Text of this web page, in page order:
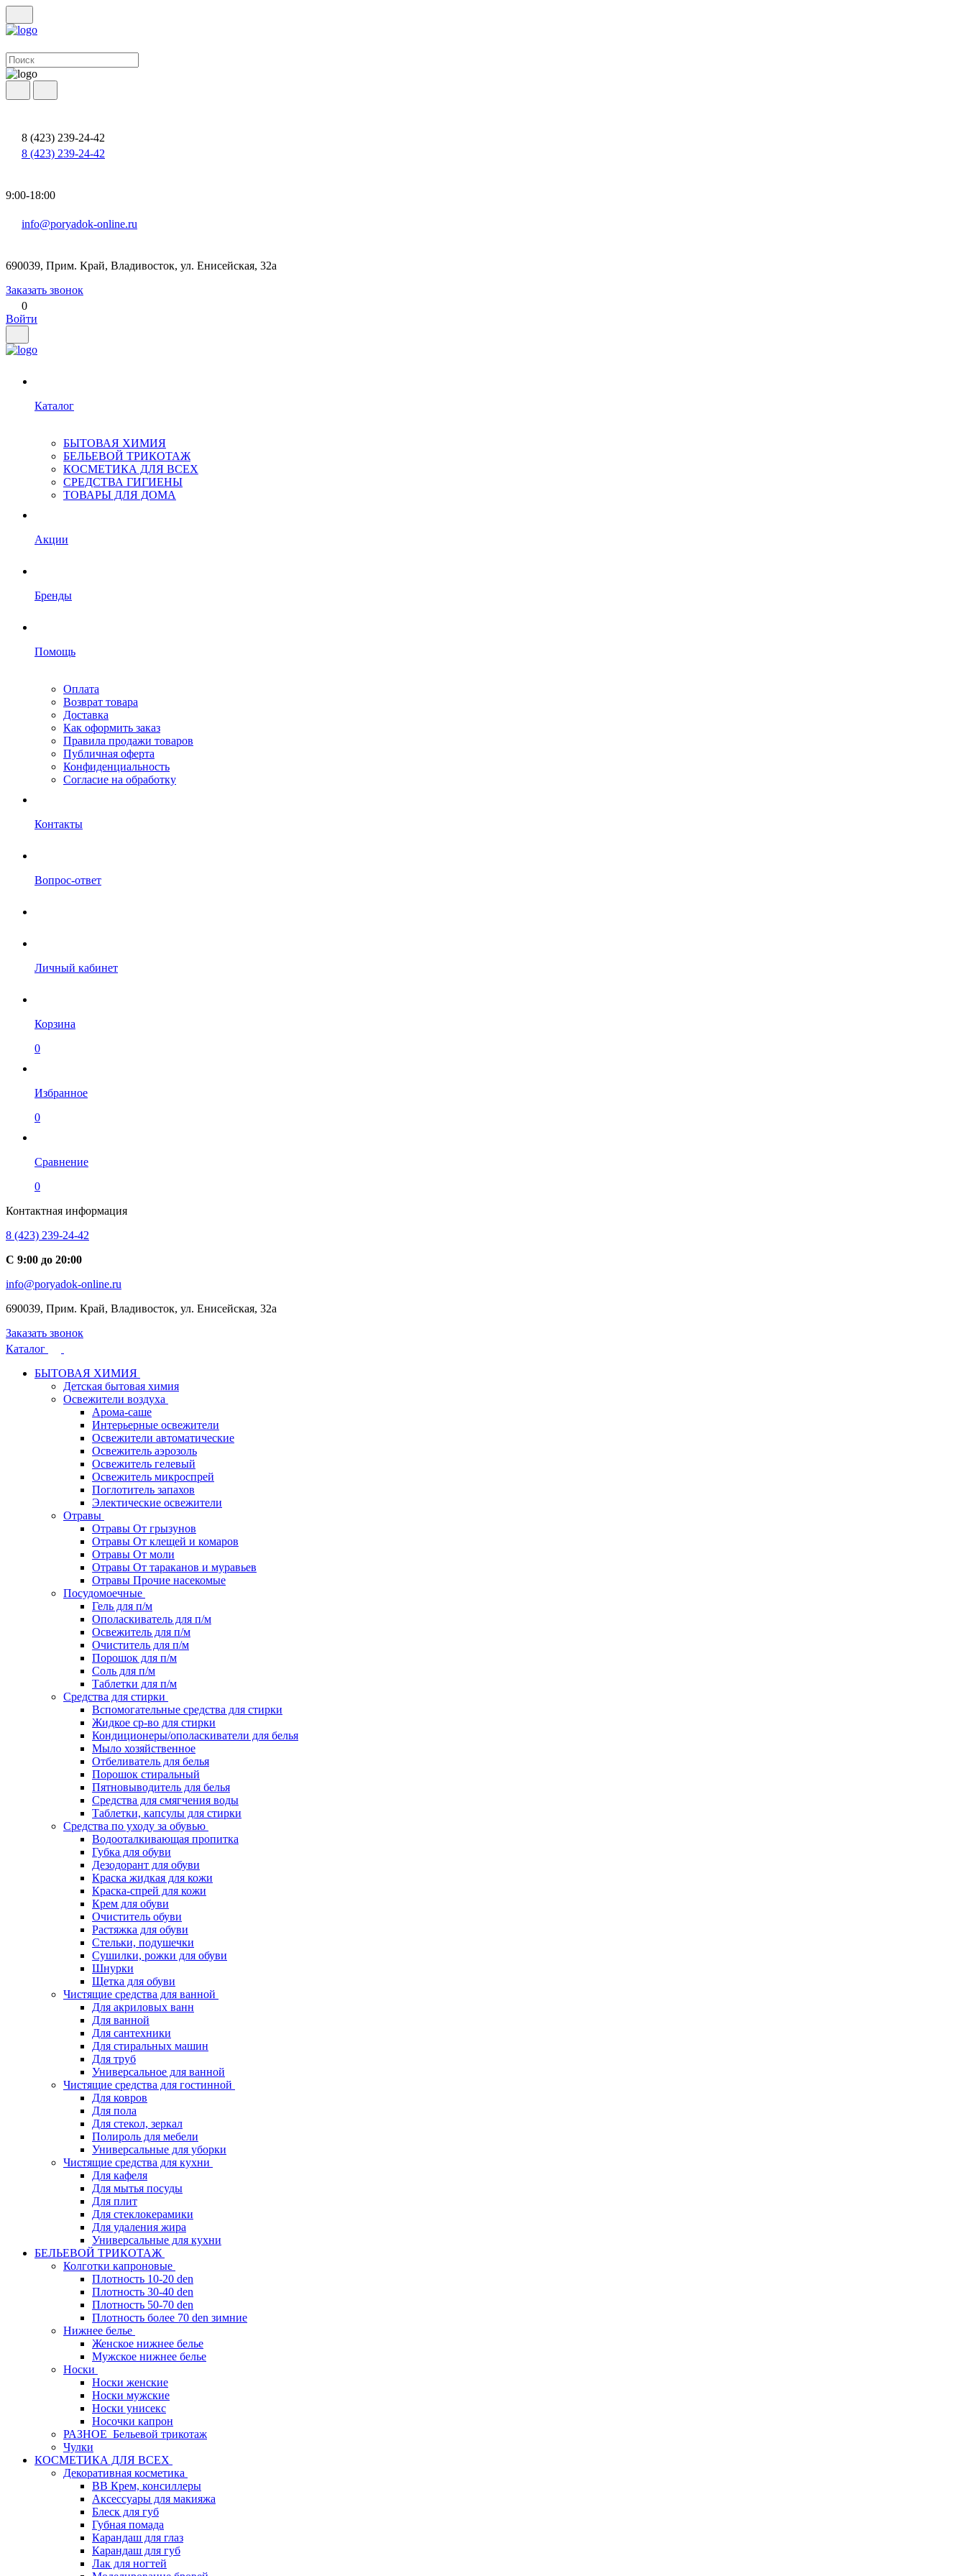
8 (423) 239-24-42
8 (423) 239-24-42
9:00-18:00
info@poryadok-online.ru
690039, Прим. Край, Владивосток, ул. Енисейская, 32а
Заказать звонок
0
Войти
Каталог
БЫТОВАЯ ХИМИЯ
БЕЛЬЕВОЙ ТРИКОТАЖ
КОСМЕТИКА ДЛЯ ВСЕХ
СРЕДСТВА ГИГИЕНЫ
ТОВАРЫ ДЛЯ ДОМА
Акции
Бренды
Помощь
Оплата
Возврат товара
Доставка
Как оформить заказ
Правила продажи товаров
Публичная оферта
Конфиденциальность
Согласие на обработку
Контакты
Вопрос-ответ
Личный кабинет
Корзина
0
Избранное
0
Сравнение
0
Контактная информация
8 (423) 239-24-42
С 9:00 до 20:00
info@poryadok-online.ru
690039, Прим. Край, Владивосток, ул. Енисейская, 32а
Заказать звонок
Каталог
БЫТОВАЯ ХИМИЯ
Детская бытовая химия
Освежители воздуха
Арома-саше
Интерьерные освежители
Освежители автоматические
Освежитель аэрозоль
Освежитель гелевый
Освежитель микроспрей
Поглотитель запахов
Электические освежители
Отравы
Отравы От грызунов
Отравы От клещей и комаров
Отравы От моли
Отравы От тараканов и муравьев
Отравы Прочие насекомые
Посудомоечные
Гель для п/м
Ополаскиватель для п/м
Освежитель для п/м
Очиститель для п/м
Порошок для п/м
Соль для п/м
Таблетки для п/м
Средства для стирки
Вспомогательные средства для стирки
Жидкое ср-во для стирки
Кондиционеры/ополаскиватели для белья
Мыло хозяйственное
Отбеливатель для белья
Порошок стиральный
Пятновыводитель для белья
Средства для смягчения воды
Таблетки, капсулы для стирки
Средства по уходу за обувью
Водооталкивающая пропитка
Губка для обуви
Дезодорант для обуви
Краска жидкая для кожи
Краска-спрей для кожи
Крем для обуви
Очиститель обуви
Растяжка для обуви
Стельки, подушечки
Сушилки, рожки для обуви
Шнурки
Щетка для обуви
Чистящие средства для ванной
Для акриловых ванн
Для ванной
Для сантехники
Для стиральных машин
Для труб
Универсальное для ванной
Чистящие средства для гостинной
Для ковров
Для пола
Для стекол, зеркал
Полироль для мебели
Универсальные для уборки
Чистящие средства для кухни
Для кафеля
Для мытья посуды
Для плит
Для стеклокерамики
Для удаления жира
Универсальные для кухни
БЕЛЬЕВОЙ ТРИКОТАЖ
Колготки капроновые
Плотность 10-20 den
Плотность 30-40 den
Плотность 50-70 den
Плотность более 70 den зимние
Нижнее белье
Женское нижнее белье
Мужское нижнее белье
Носки
Носки женские
Носки мужские
Носки унисекс
Носочки капрон
РАЗНОЕ_Бельевой трикотаж
Чулки
КОСМЕТИКА ДЛЯ ВСЕХ
Декоративная косметика
BB Крем, консиллеры
Аксессуары для макияжа
Блеск для губ
Губная помада
Карандаш для глаз
Карандаш для губ
Лак для ногтей